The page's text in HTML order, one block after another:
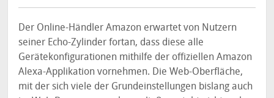
Der Online-Händler Amazon erwartet von Nutzern
seiner Echo-Zylinder fortan, dass diese alle
Gerätekonfigurationen mithilfe der offiziellen Amazon
Alexa-Applikation vornehmen. Die Web-Oberfläche,
mit der sich viele der Grundeinstellungen bislang auch